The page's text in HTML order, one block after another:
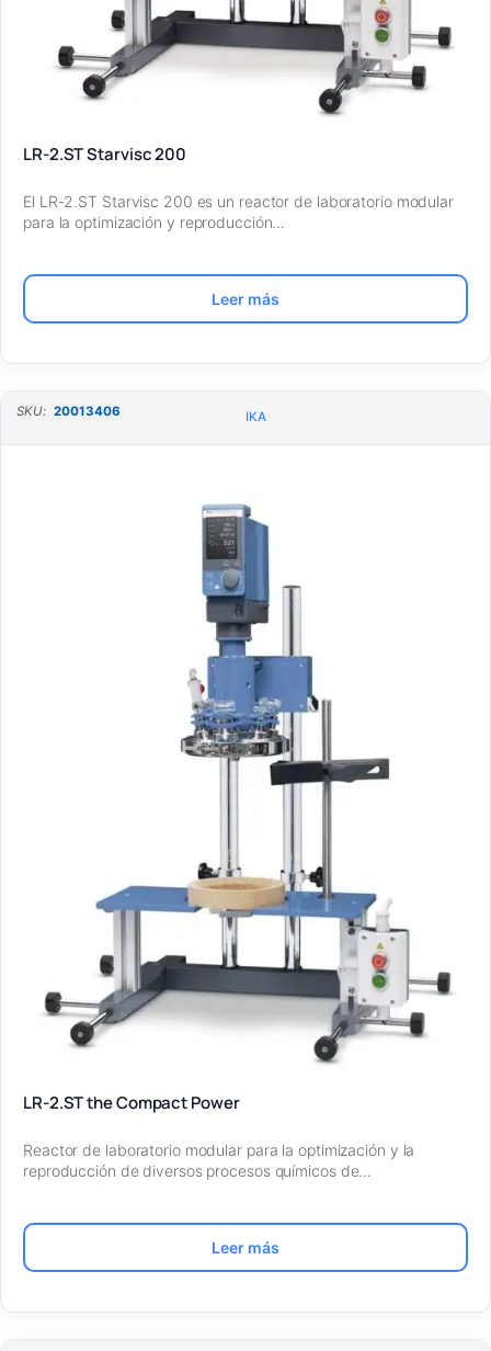
LR-2.ST Starvisc 200
El LR-2.ST Starvisc 200 es un reactor de laboratorio modular
para la optimización y reproducción…
Leer más
SKU: 20013406 IKA
LR-2.ST the Compact Power
Reactor de laboratorio modular para la optimización y la
reproducción de diversos procesos químicos de…
Leer más